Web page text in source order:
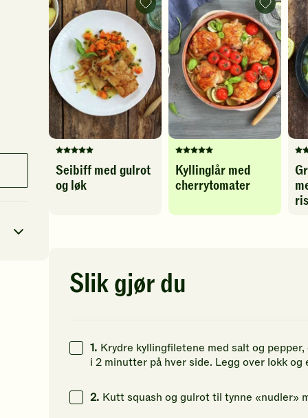
Denne
oppskriften
har
Klikk
vurdering.
Seibiff med gulrot
og løk
Seibiff
med
gulrot
og
løk
legg
til
favoritter
Denne
oppskriften
har
5
for
vurdering.
Kyllinglår med
cherrytomater
Kyllinglår
med
-
legg
til
favoritter
Slik gjør du
1. Krydre kyllingfiletene med salt og
i 2 minutter på hver side. Legg over lokk
2. Kutt squash og gulrot til tynne «nudler»